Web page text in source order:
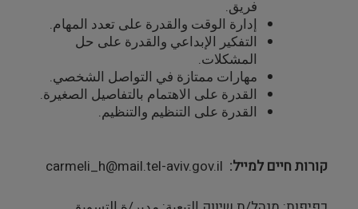
فريق.
إدارة الوقت والقدرة على تعدد المهام.
التفكير الإبداعي والقدرة على حل
المشكلات.
مهارات ممتازة في التواصل الشخصي.
القدرة على الاهتمام بالتفاصيل الصغيرة.
القدرة على التنظيم والتنظيم.
קורות חיים למייל carmeli_h@mail.tel-aviv.gov.il